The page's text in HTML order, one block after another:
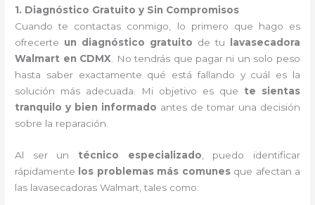
1. Diagnóstico Gratuito y Sin Compromisos
Cuando te contactas conmigo, lo primero que hago es
ofrecerte un diagnóstico gratuito de tu
lavasecadora
Walmart en CDMX . No tendrás que pagar ni un solo peso
hasta saber exactamente qué está fallando y cuál es la
solución más adecuada. Mi objetivo es que te sientas
tranquilo y bien informado antes de tomar una decisión
sobre la reparación.
Al ser un técnico especializado , puedo identificar
rápidamente
los problemas más comunesque afectan a
las lavasecadoras Walmart, tales como: